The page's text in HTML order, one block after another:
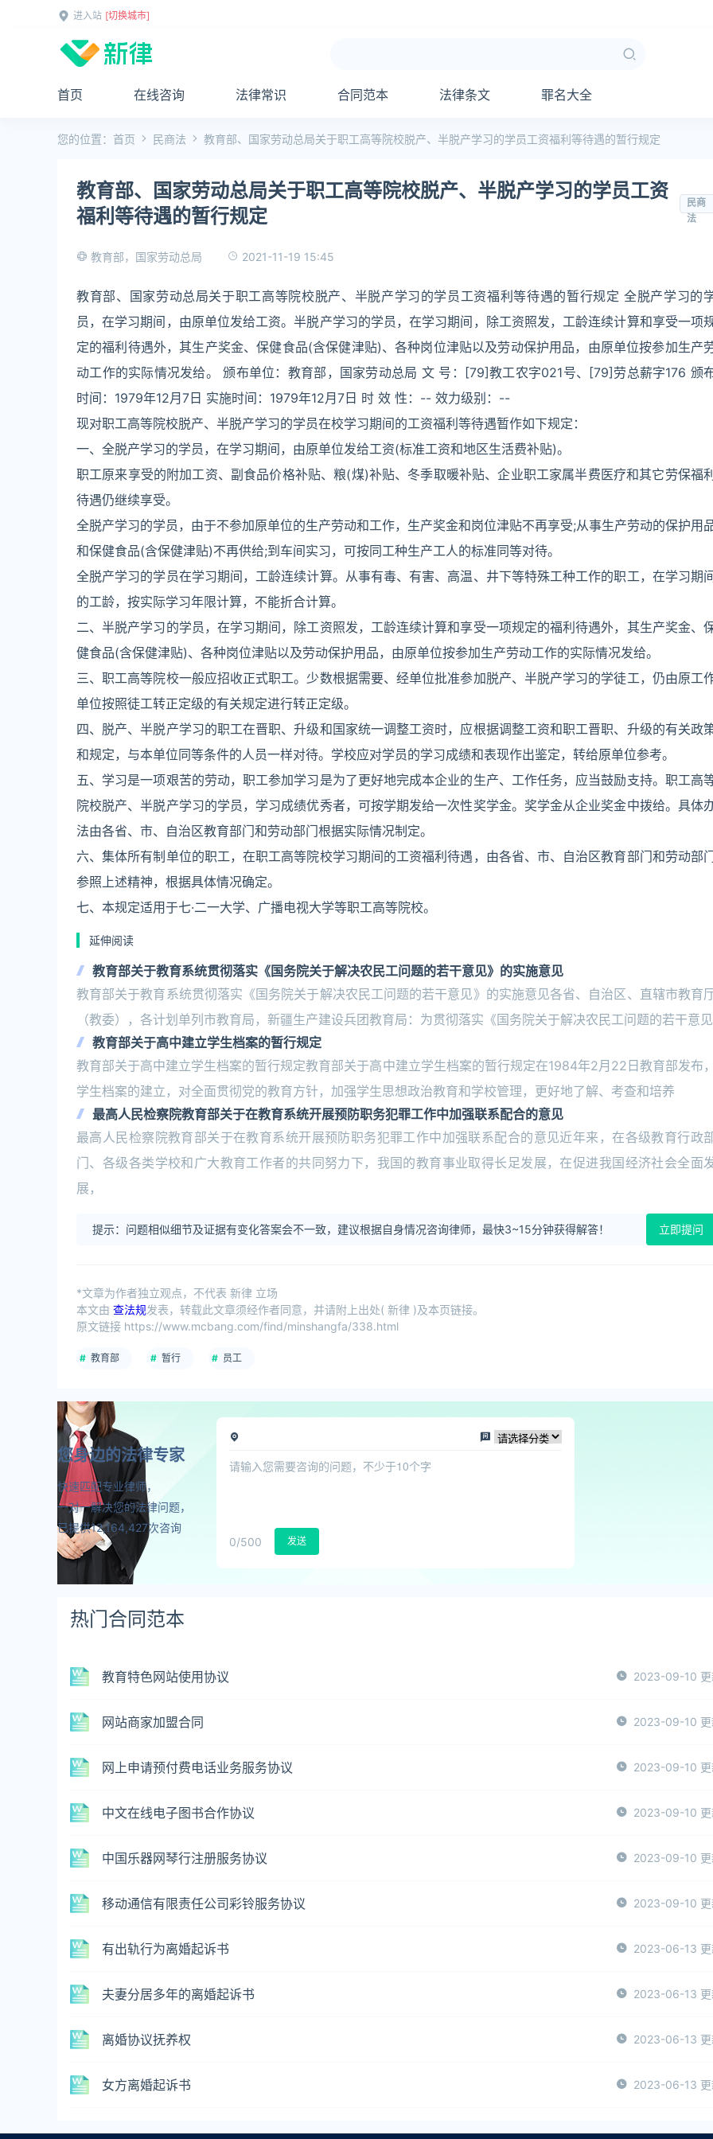
进入站 [切换城市]
首页 在线咨询 法律常识 合同范本 法律条文 罪名大全
您的位置： 首页 民商法 教育部、国家劳动总局关于职工高等院校脱产、半脱产学习的学员工资福利等待遇的暂行规定
教育部、国家劳动总局关于职工高等院校脱产、半脱产学习的学员工资
福利等待遇的暂行规定
民商
法
教育部，国家劳动总局 2021-11-19 15:45
教育部、国家劳动总局关于职工高等院校脱产、半脱产学习的学员工资福利等待遇的暂行规定 全脱产学习的
员，在学习期间，由原单位发给工资。半脱产学习的学员，在学习期间，除工资照发，工龄连续计算和享受一项
定的福利待遇外，其生产奖金、保健食品(含保健津贴)、各种岗位津贴以及劳动保护用品，由原单位按参加生产
动工作的实际情况发给。 颁布单位：教育部，国家劳动总局 文 号：[79]教工农字021号、[79]劳总薪字176 颁
时间：1979年12月7日 实施时间：1979年12月7日 时 效 性：-- 效力级别：--
现对职工高等院校脱产、半脱产学习的学员在校学习期间的工资福利等待遇暂作如下规定：
一、全脱产学习的学员，在学习期间，由原单位发给工资(标准工资和地区生活费补贴)。
职工原来享受的附加工资、副食品价格补贴、粮(煤)补贴、冬季取暖补贴、企业职工家属半费医疗和其它劳保福
待遇仍继续享受。
全脱产学习的学员，由于不参加原单位的生产劳动和工作，生产奖金和岗位津贴不再享受;从事生产劳动的保护用
和保健食品(含保健津贴)不再供给;到车间实习，可按同工种生产工人的标准同等对待。
全脱产学习的学员在学习期间，工龄连续计算。从事有毒、有害、高温、井下等特殊工种工作的职工，在学习期
的工龄，按实际学习年限计算，不能折合计算。
二、半脱产学习的学员，在学习期间，除工资照发，工龄连续计算和享受一项规定的福利待遇外，其生产奖金、
健食品(含保健津贴)、各种岗位津贴以及劳动保护用品，由原单位按参加生产劳动工作的实际情况发给。
三、职工高等院校一般应招收正式职工。少数根据需要、经单位批准参加脱产、半脱产学习的学徒工，仍由原工
单位按照徒工转正定级的有关规定进行转正定级。
四、脱产、半脱产学习的职工在晋职、升级和国家统一调整工资时，应根据调整工资和职工晋职、升级的有关政
和规定，与本单位同等条件的人员一样对待。学校应对学员的学习成绩和表现作出鉴定，转给原单位参考。
五、学习是一项艰苦的劳动，职工参加学习是为了更好地完成本企业的生产、工作任务，应当鼓励支持。职工高
院校脱产、半脱产学习的学员，学习成绩优秀者，可按学期发给一次性奖学金。奖学金从企业奖金中拨给。具体
法由各省、市、自治区教育部门和劳动部门根据实际情况制定。
六、集体所有制单位的职工，在职工高等院校学习期间的工资福利待遇，由各省、市、自治区教育部门和劳动部
参照上述精神，根据具体情况确定。
七、本规定适用于七·二一大学、广播电视大学等职工高等院校。
延伸阅读
教育部关于教育系统贯彻落实《国务院关于解决农民工问题的若干意见》的实施意见
教育部关于教育系统贯彻落实《国务院关于解决农民工问题的若干意见》的实施意见各省、自治区、直辖市教育
（教委），各计划单列市教育局，新疆生产建设兵团教育局：为贯彻落实《国务院关于解决农民工问题的若干意见
教育部关于高中建立学生档案的暂行规定
教育部关于高中建立学生档案的暂行规定教育部关于高中建立学生档案的暂行规定在1984年2月22日教育部发布
学生档案的建立，对全面贯彻党的教育方针，加强学生思想政治教育和学校管理，更好地了解、考查和培养
最高人民检察院教育部关于在教育系统开展预防职务犯罪工作中加强联系配合的意见
最高人民检察院教育部关于在教育系统开展预防职务犯罪工作中加强联系配合的意见近年来，在各级教育行政
门、各级各类学校和广大教育工作者的共同努力下，我国的教育事业取得长足发展，在促进我国经济社会全面
展，
提示：问题相似细节及证据有变化答案会不一致，建议根据自身情况咨询律师，最快3~15分钟获得解答！ 立即提问
*文章为作者独立观点，不代表 新律 立场
本文由 查法规发表，转载此文章须经作者同意，并请附上出处( 新律 )及本页链接。
原文链接 https://www.mcbang.com/find/minshangfa/338.html
教育部 暂行 员工
您身边的法律专家
快速匹配专业律师，
一对一解决您的法律问题，
已提供12,164,427次咨询
0/500 发送
热门合同范本
教育特色网站使用协议 2023-09-10 更
网站商家加盟合同 2023-09-10 更
网上申请预付费电话业务服务协议 2023-09-10 更
中文在线电子图书合作协议 2023-09-10 更
中国乐器网琴行注册服务协议 2023-09-10 更
移动通信有限责任公司彩铃服务协议 2023-09-10 更
有出轨行为离婚起诉书 2023-06-13 更
夫妻分居多年的离婚起诉书 2023-06-13 更
离婚协议抚养权 2023-06-13 更
女方离婚起诉书 2023-06-13 更